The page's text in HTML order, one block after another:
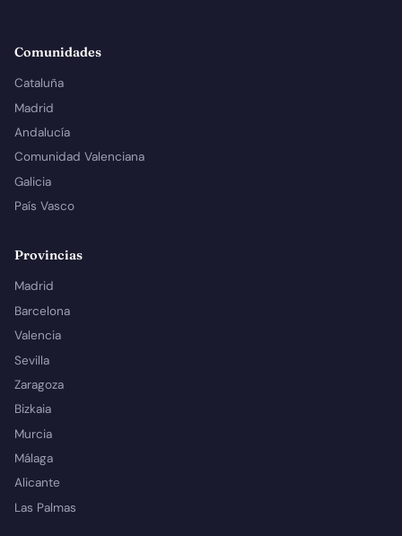
Comunidades
Cataluña
Madrid
Andalucía
Comunidad Valenciana
Galicia
País Vasco
Provincias
Madrid
Barcelona
Valencia
Sevilla
Zaragoza
Bizkaia
Murcia
Málaga
Alicante
Las Palmas